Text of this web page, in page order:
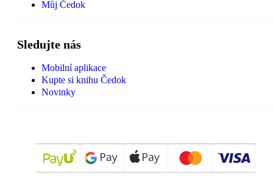
Můj Čedok
Sledujte nás
Mobilní aplikace
Kupte si knihu Čedok
Novinky